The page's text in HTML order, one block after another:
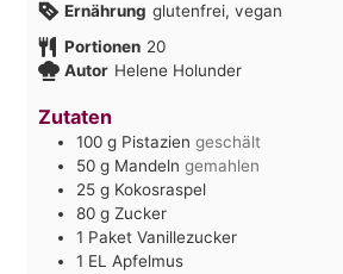
Ernährung glutenfrei, vegan
Portionen 20
Autor Helene Holunder
Zutaten
100 g Pistazien geschält
50 g Mandeln gemahlen
25 g Kokosraspel
80 g Zucker
1 Paket Vanillezucker
1 EL Apfelmus